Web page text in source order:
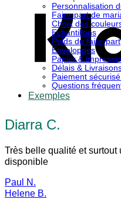
Personnalisation
Faire-part de
Choix des
Echantillons
Poids du faire-part
Enveloppes
Papier &
Délais &
Paiement
Questions
Exemples
Diarra C.
Très belle qualité et
disponible
Paul N.
Helene B.